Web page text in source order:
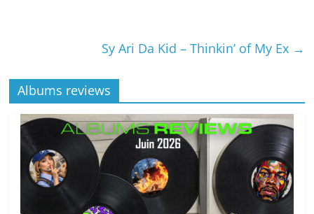
Sy Ari Da Kid – Thinkin’ of My Ex →
Albums reviews